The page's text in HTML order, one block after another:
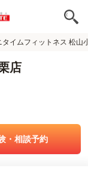
タイムフィットネス 松山
店
・相談予約